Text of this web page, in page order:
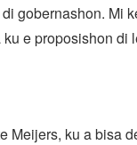
gobernashon. Mi
e proposishon di
Meijers, ku a bisa